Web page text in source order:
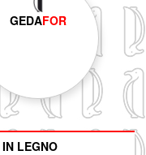
GEDAFOR
LEGNO